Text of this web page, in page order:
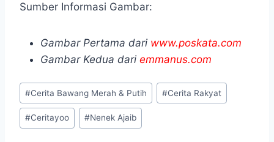
Sumber Informasi Gambar:
Gambar Pertama dari www.poskata.com
Gambar Kedua dari emmanus.com
Post
Tags:
#Cerita Bawang Merah & Putih #Cerita Rakyat
#Ceritayoo #Nenek Ajaib